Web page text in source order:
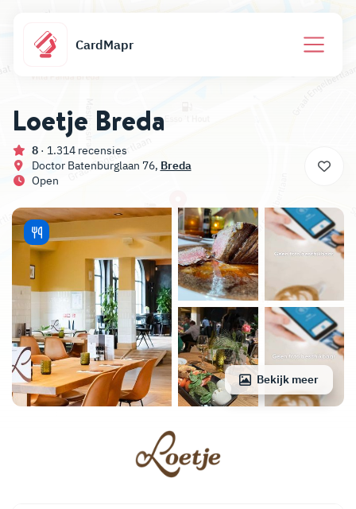
CardMapr
Loetje Breda
8 · 1.314 recensies
Doctor Batenburglaan 76, Breda
Open
Bekijk meer